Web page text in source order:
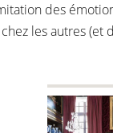
des
les autres (et